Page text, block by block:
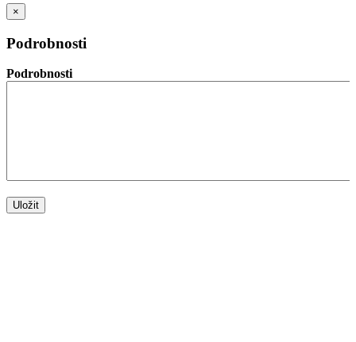
×
Podrobnosti
Podrobnosti